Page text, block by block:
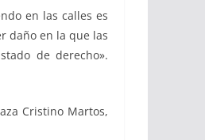
en las calles es
daño en la que las
de derecho».
Cristino Martos,